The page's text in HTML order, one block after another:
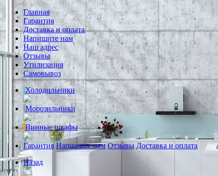
Главная
Гарантия
Доставка и оплата
Напишите нам
Наш адрес
Отзывы
Утилизация
Самовывоз
Холодильники
Морозильники
Винные шкафы
Гарантия Напишите нам Отзывы Доставка и оплата
Назад